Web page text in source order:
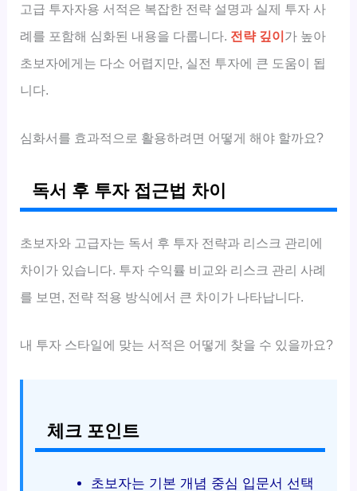
고급 투자자용 서적은 복잡한 전략 설명과 실제 투자 사
례를 포함해 심화된 내용을 다룹니다. 전략 깊이가 높아
초보자에게는 다소 어렵지만, 실전 투자에 큰 도움이 됩
니다.
심화서를 효과적으로 활용하려면 어떻게 해야 할까요?
독서 후 투자 접근법 차이
초보자와 고급자는 독서 후 투자 전략과 리스크 관리에
차이가 있습니다. 투자 수익률 비교와 리스크 관리 사례
를 보면, 전략 적용 방식에서 큰 차이가 나타납니다.
내 투자 스타일에 맞는 서적은 어떻게 찾을 수 있을까요?
체크 포인트
초보자는 기본 개념 중심 입문서 선택